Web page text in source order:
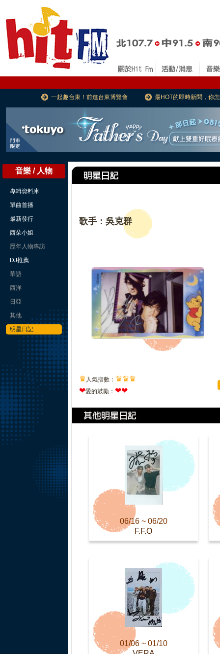
一起趣台東！前進台東博覽會 最HOT的即時新聞，你
音樂 / 人物
專輯資料庫
單曲首播
最新發行
西朵小姐
歷年人物專訪
DJ推薦
華語
西洋
日亞
其他
明星日記
歌手：吳克群
♛ 人氣指數： ♛♛♛
❤愛的鼓勵： ❤❤
06/16 ~ 06/20
F.F.O
01/06 ~ 01/10